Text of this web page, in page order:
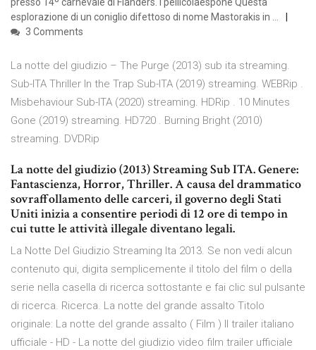
presso 14º carnevale di Flanders. l'pellicolaespone Questa
esplorazione di un coniglio difettoso di nome Mastorakis in …
3 Comments
La notte del giudizio – The Purge (2013) sub ita streaming.
Sub-ITA Thriller In the Trap Sub-ITA (2019) streaming. WEBRip .
Misbehaviour Sub-ITA (2020) streaming. HDRip . 10 Minutes
Gone (2019) streaming. HD720 . Burning Bright (2010)
streaming. DVDRip
La notte del giudizio (2013) Streaming Sub ITA. Genere:
Fantascienza, Horror, Thriller. A causa del drammatico
sovraffollamento delle carceri, il governo degli Stati
Uniti inizia a consentire periodi di 12 ore di tempo in
cui tutte le attività illegale diventano legali.
La Notte Del Giudizio Streaming Ita 2013. Se non vedi alcun
contenuto qui, digita semplicemente il titolo del film o della
serie nella casella di ricerca sottostante e fai clic sul pulsante
di ricerca. Ricerca. La notte del grande assalto Titolo
originale: La notte del grande assalto ( Film ) Il trailer italiano
ufficiale - HD - La notte del giudizio video film trailer ufficiale